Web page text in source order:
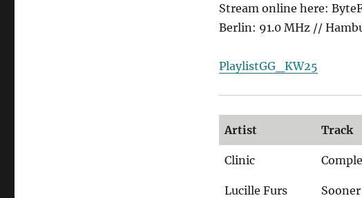
Stream online here:
Berlin: 91.0 MHz //
PlaylistGG_KW25
Artist Track
Clinic
Lucille Furs